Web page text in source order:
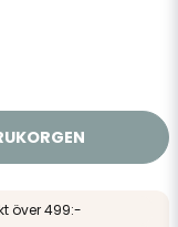
över 499:-